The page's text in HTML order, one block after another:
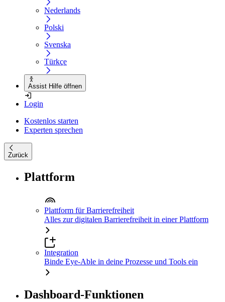
Nederlands
Polski
Svenska
Türkçe
Assist Hilfe öffnen
Login
Kostenlos starten
Experten sprechen
Zurück
Plattform
Plattform für Barrierefreiheit
Alles zur digitalen Barrierefreiheit in einer Plattform
Integration
Binde Eye-Able in deine Prozesse und Tools ein
Dashboard-Funktionen